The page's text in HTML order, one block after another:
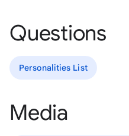
Questions
Personalities List
Media